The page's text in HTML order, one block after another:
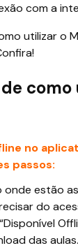
com a
utilizar o
de
no
passos:
onde estão
do
das